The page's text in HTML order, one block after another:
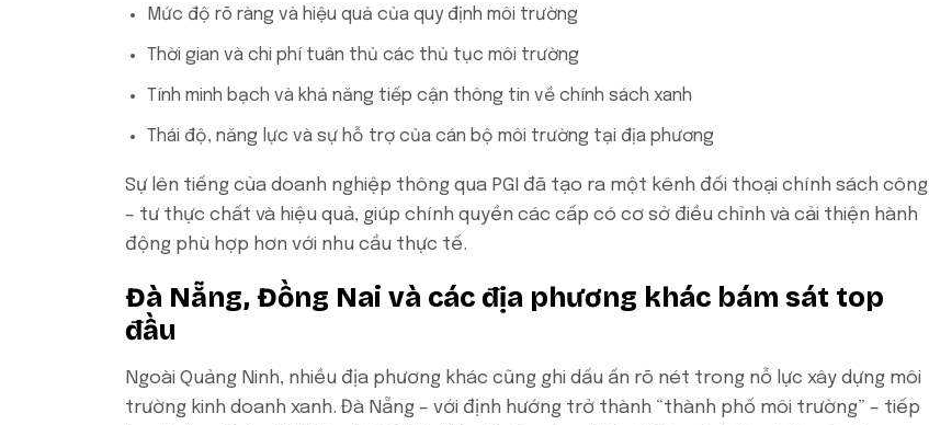
Mức độ rõ ràng và hiệu quả của quy định môi trường
Thời gian và chi phí tuân thủ các thủ tục môi trường
Tính minh bạch và khả năng tiếp cận thông tin về chính sách xanh
Thái độ, năng lực và sự hỗ trợ của cán bộ môi trường tại địa phương
Sự lên tiếng của doanh nghiệp thông qua PGI đã tạo ra một kênh đối thoại chính sách công
– tư thực chất và hiệu quả, giúp chính quyền các cấp có cơ sở điều chỉnh và cải thiện hành
động phù hợp hơn với nhu cầu thực tế.
Đà Nẵng, Đồng Nai và các địa phương khác bám sát top
đầu
Ngoài Quảng Ninh, nhiều địa phương khác cũng ghi dấu ấn rõ nét trong nỗ lực xây dựng môi
trường kinh doanh xanh. Đà Nẵng – với định hướng trở thành “thành phố môi trường” – tiếp